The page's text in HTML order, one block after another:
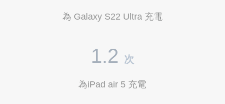
為 Galaxy S22 Ultra 充電
1.2 次
為iPad air 5 充電